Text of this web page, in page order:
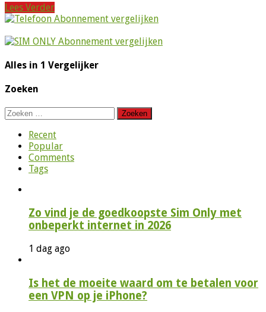
Lees Verder
Alles in 1 Vergelijker
Zoeken
Zoeken
Recent
Popular
Comments
Tags
Zo vind je de goedkoopste Sim Only met
onbeperkt internet in 2026
1 dag ago
Is het de moeite waard om te betalen voor
een VPN op je iPhone?